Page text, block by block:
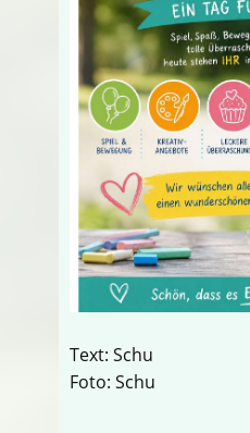
Text: Schu
Foto: Schu